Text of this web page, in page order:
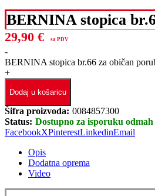
BERNINA stopica
29,90 € sa PDV
-
BERNINA stopica br.66 za običan
+
Dodaj u košaricu
Šifra proizvoda: 0084857300
Status: Dostupno za isporuku odmah
FacebookXPinterestLinkedinEmail
Opis
Dodatna oprema
Video